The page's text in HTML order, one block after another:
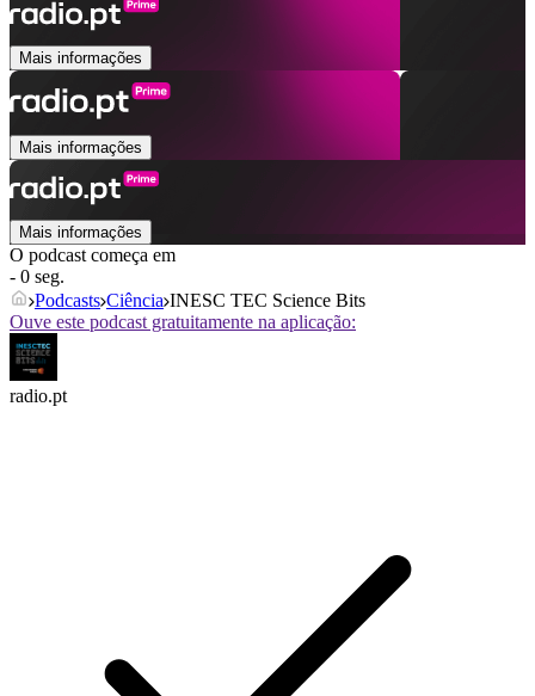
Mais informações
Mais informações
Mais informações
O podcast começa em
- 0 seg.
Podcasts Ciência INESC TEC Science Bits
Ouve este podcast gratuitamente na aplicação:
radio.pt